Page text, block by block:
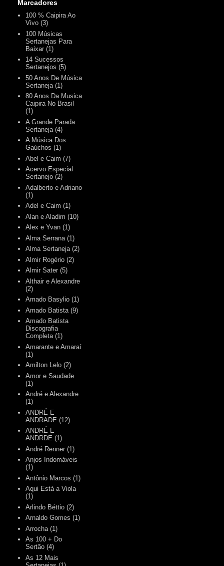
Marcadores
100 % Caipira Ao
Vivo (3)
100 Músicas
Sertanejas Para
Baixar (1)
14 Sucessos
Sertanejos (5)
50 Anos De Música
Sertaneja (1)
80 Anos Da Musica
Caipira No Brasil
(1)
A Grande Parada
Sertaneja (4)
A Música Dos
Gaúchos (1)
Abel e Caim (7)
Acervo Especial
Sertanejo (2)
Adalberto e Adriano
(1)
Adel e Caim (1)
Alan e Aladim (10)
Alex e Yvan (1)
Alma Serrana (1)
Alma Sertaneja (2)
Almir Rogério (2)
Almir Sater (5)
Althair e Alexandre
(2)
Amado Basylio (1)
Amado Batista (9)
Amado Batista
Discografia
Completa (1)
Amarante e Amaraí
(1)
Amilton Lelo (2)
Amor e Saudade
(1)
André e Alexandre
(1)
ANDRÉ E
ANDRADE (12)
ANDRÉ E
ANDRDE (1)
André Renner (1)
Anjos Indomáveis
(1)
Antônio Marcos (1)
Aqui Está a Viola
(1)
Arlindo Béttio (2)
Arnaldo Gomes (1)
Arrocha (1)
As 100 + Do
Sertão (4)
As 12 Mais